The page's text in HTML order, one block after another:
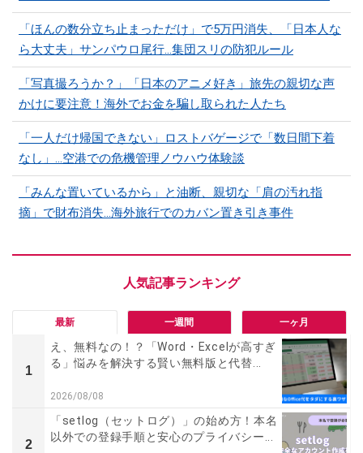
「ほんの数分立ち止まっただけ」で5万円消失、「日本人な
ら大丈夫」サンパウロ尾行…集団スリの防犯ルール
「写真撮ろうか？」「日本のアニメ好き」旅先の親切な声
かけに要注意！海外でお金を騙し取られた人たち
「一人だけ帰国できない」ロストバゲージで「数日間下着
なし」…空港での危機管理ノウハウ体験談
「みんな置いているから」と油断、親切な「肩の汚れ指
摘」で財布消失…海外旅行でのカバン置き引き事件
最新 一週間 一ヶ月
1
え、無料なの！？「Word・Excelが高すぎ
る」悩みを解決する賢い無料版と代替...
2026/08/08
2
「setlog（セットログ）」の始め方！本名
以外での登録手順と安心のプライバシー...